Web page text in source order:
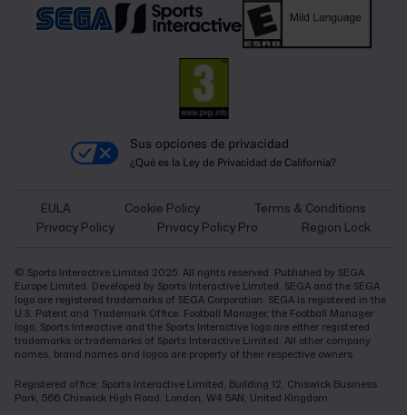
Sus opciones de privacidad
¿Qué es la Ley de Privacidad de California?
EULA Cookie Policy
Terms & Conditions
Privacy Policy
Privacy Policy Pro Region Lock
© Sports Interactive Limited 2025. All rights reserved. Published by SEGA
Europe Limited. Developed by Sports Interactive Limited. SEGA and the SEGA
logo are registered trademarks of SEGA Corporation. SEGA is registered in the
U.S. Patent and Trademark Office. Football Manager, the Football Manager
logo, Sports Interactive and the Sports Interactive logo are either registered
trademarks or trademarks of Sports Interactive Limited. All other company
names, brand names and logos are property of their respective owners.
Registered office: Sports Interactive Limited, Building 12, Chiswick Business
Park, 566 Chiswick High Road, London, W4 5AN, United Kingdom